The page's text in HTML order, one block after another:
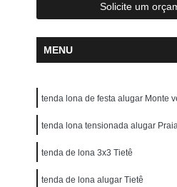
Solicite um
MENU
tenda lona de festa alugar Monte
tenda lona tensionada alugar
tenda de lona 3x3 Tietê
tenda de lona alugar Tietê